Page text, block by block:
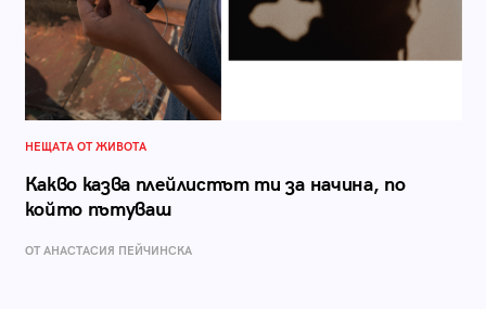
НЕЩАТА ОТ ЖИВОТА
Какво казва плейлистът ти за начина, по
който пътуваш
ОТ AНАСТАСИЯ ПЕЙЧИНСКА